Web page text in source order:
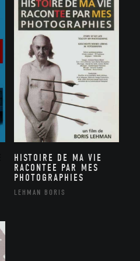
HISTOIRE DE MA VIE
RACONTEE PAR MES
PHOTOGRAPHIES
LEHMAN BORIS